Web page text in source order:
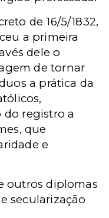
de 16/5/1832,
a primeira
dele o
de tornar
a prática da
registro a
que
e
outros diplomas
secularização